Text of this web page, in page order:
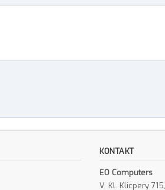
KONTAKT
EO Computers
V. Kl. Klicpery